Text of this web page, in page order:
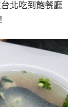
北吃到飽餐廳